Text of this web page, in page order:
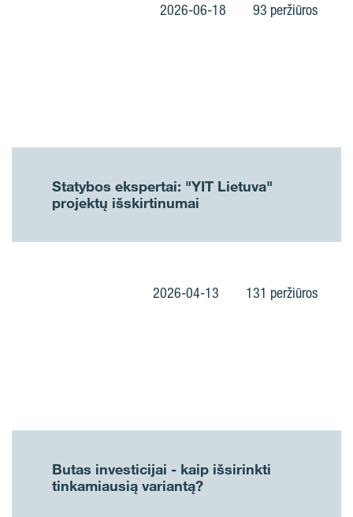
2026-06-18 93 peržiūros
Statybos ekspertai: "YIT Lietuva"
projektų išskirtinumai
2026-04-13 131 peržiūros
Butas investicijai - kaip išsirinkti
tinkamiausią variantą?